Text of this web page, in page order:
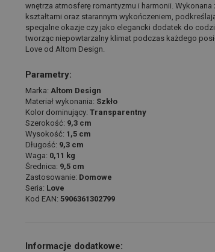
wnętrza atmosferę romantyzmu i harmonii.
kształtami oraz starannym wykończeniem,
specjalne okazje czy jako elegancki dodatek do
tworząc niepowtarzalny klimat podczas każdego
Love od Altom Design.
Parametry:
Marka: Altom Design
Materiał wykonania: Szkło
Kolor dominujący: Transparentny
Szerokość: 9,3 cm
Wysokość: 1,5 cm
Długość: 9,3 cm
Waga: 0,11 kg
Średnica: 9,5 cm
Zastosowanie: Domowe
Seria: Love
Kod EAN: 5906361302799
Informacje dodatkowe: